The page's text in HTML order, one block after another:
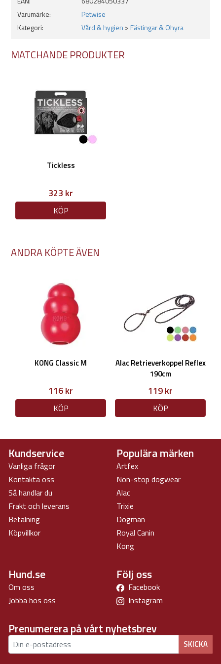
Citrusdoft
Varumärke:
Petwise
Kategori:
Vård & hygien >Fästingar & Ohyra
MATCHANDE PRODUKTER
Tickless
323 kr
KÖP
ANDRA KÖPTE ÄVEN
KONG Classic M
116 kr
KÖP
Alac Retrieverkoppel Reflex
190cm
119 kr
KÖP
Kundservice
Vanliga frågor
Kontakta oss
Så handlar du
Frakt och leverans
Betalning
Köpvillkor
Populära märken
Artfex
Non-stop dogwear
Alac
Trixie
Dogman
Royal Canin
Kong
Hund.se
Om oss
Jobba hos oss
Följ oss
Facebook
Instagram
Prenumerera på vårt nyhetsbrev
SKICKA